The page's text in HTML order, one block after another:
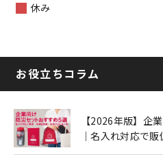
休み
お役立ちコラム
【2026年版】企
｜名入れ対応で
も人気